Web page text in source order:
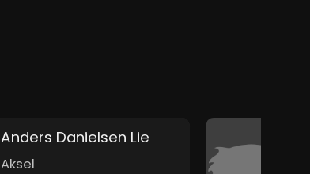
Anders Danielsen Lie
Aksel